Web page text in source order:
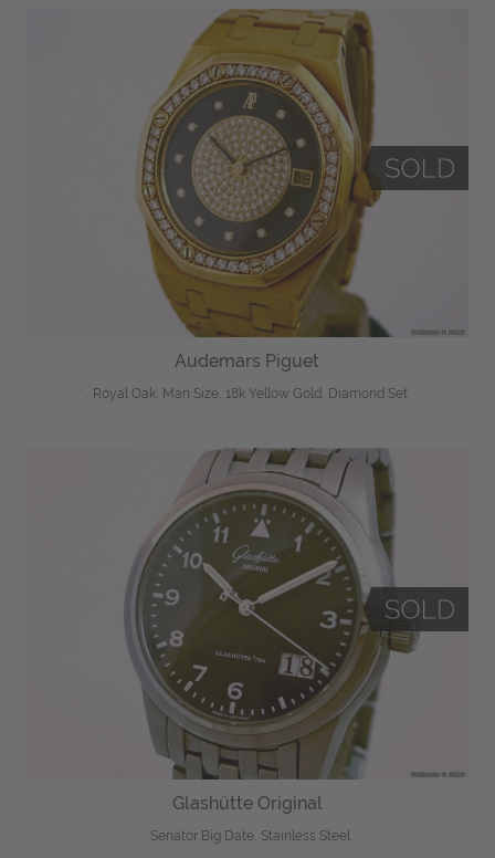
Audemars Piguet
, Royal Oak, Man Size, 18k Yellow Gold, Diamond Set
Glashütte Original
, Senator Big Date, Stainless Steel